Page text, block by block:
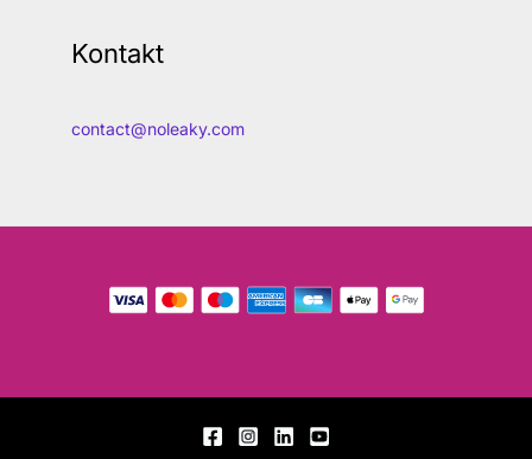
Kontakt
contact@noleaky.com